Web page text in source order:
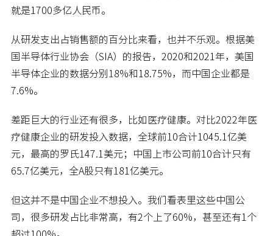
就是1700多亿人民币。
从研发支出占销售额的百分比来看，也并不乐观。根据美
国半导体行业协会（SIA）的报告，2020和2021年，美国
半导体企业的数据分别18%和18.75%，而中国企业都是
7.6%。
差距巨大的行业还有很多，比如医疗健康。对比2022年医
疗健康企业的研发投入数据，全球前10合计1045.1亿美
元，最高的罗氏147.1美元；中国上市公司前10合计只有
65.7亿美元，全A股只有181亿美元。
但这并不是中国企业不想投入。我们看表里这些中国公
司，很多研发占比非常高，有2个上了60%，甚至还有1个